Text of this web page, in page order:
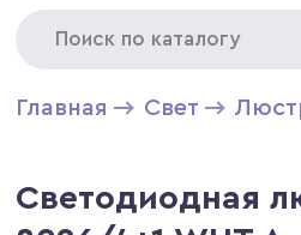
Главная Свет
Светодиодная